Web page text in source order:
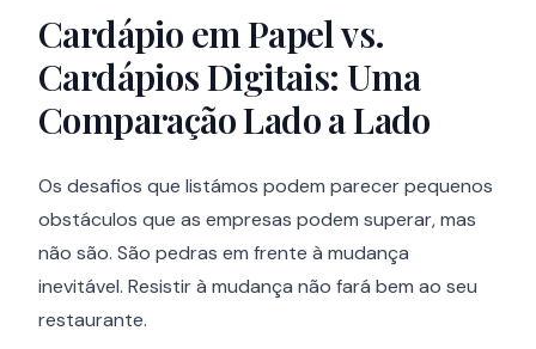
Cardápio em Papel vs.
Cardápios Digitais: Uma
Comparação Lado a Lado
Os desafios que listámos podem parecer pequenos
obstáculos que as empresas podem superar, mas
não são. São pedras em frente à mudança
inevitável. Resistir à mudança não fará bem ao seu
restaurante.